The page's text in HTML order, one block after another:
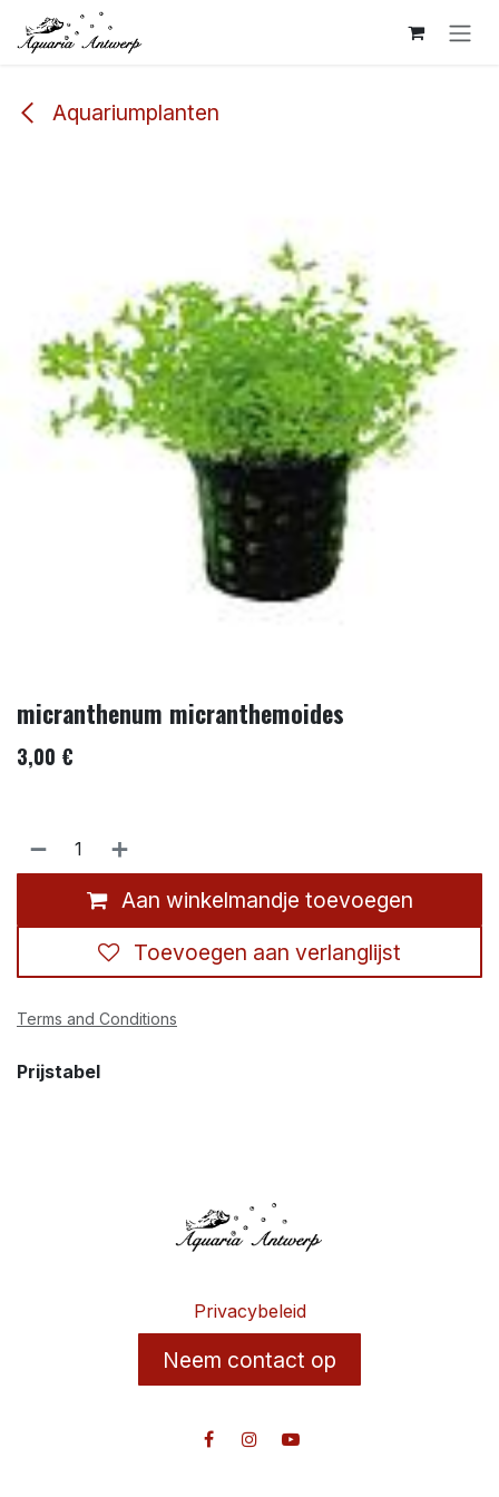
Overslaan naar inhoud
Aquariumplanten
micranthenum micranthemoides
3,00 €
Aan winkelmandje toevoegen
Toevoegen aan verlanglijst
Terms and Conditions
Prijstabel
Privacybeleid
Neem contact op